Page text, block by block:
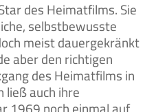
des Heimatfilms. Sie
selbstbewusste
meist dauergekränkt
aber den richtigen
des Heimatfilms in
ließ auch ihre